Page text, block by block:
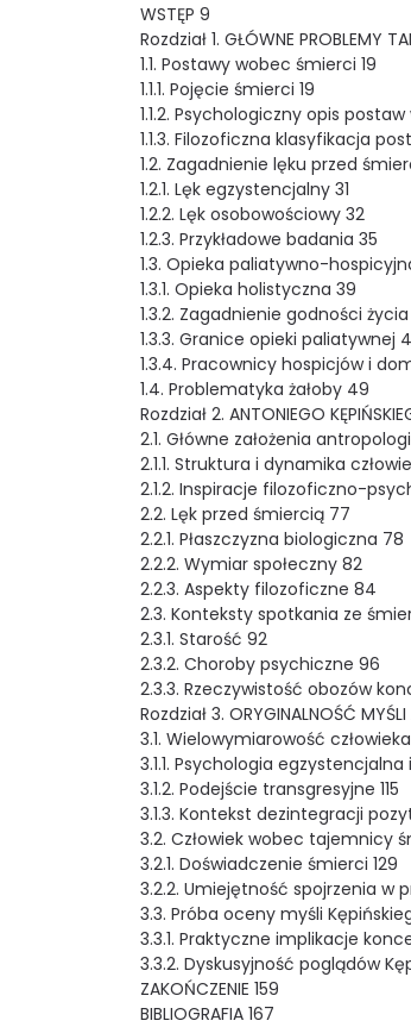
WSTĘP 9
Rozdział 1. GŁÓWNE PROBLEMY
1.1. Postawy wobec śmierci 19
1.1.1. Pojęcie śmierci 19
1.1.2. Psychologiczny opis
1.1.3. Filozoficzna klasyfikacja
1.2. Zagadnienie lęku przed
1.2.1. Lęk egzystencjalny 31
1.2.2. Lęk osobowościowy 32
1.2.3. Przykładowe badania 35
1.3. Opieka paliatywno-
1.3.1. Opieka holistyczna 39
1.3.2. Zagadnienie godności
1.3.3. Granice opieki paliatywnej
1.3.4. Pracownicy hospicjów i
1.4. Problematyka żałoby 49
Rozdział 2. ANTONIEGO
2.1. Główne założenia
2.1.1. Struktura i dynamika
2.1.2. Inspiracje filozoficzno-
2.2. Lęk przed śmiercią 77
2.2.1. Płaszczyzna biologiczna 78
2.2.2. Wymiar społeczny 82
2.2.3. Aspekty filozoficzne 84
2.3. Konteksty spotkania ze
2.3.1. Starość 92
2.3.2. Choroby psychiczne 96
2.3.3. Rzeczywistość obozów
Rozdział 3. ORYGINALNOŚĆ
3.1. Wielowymiarowość
3.1.1. Psychologia
3.1.2. Podejście transgresyjne 115
3.1.3. Kontekst dezintegracji
3.2. Człowiek wobec tajemnicy
3.2.1. Doświadczenie śmierci 129
3.2.2. Umiejętność spojrzenia w
3.3. Próba oceny myśli
3.3.1. Praktyczne implikacje
3.3.2. Dyskusyjność poglądów
ZAKOŃCZENIE 159
BIBLIOGRAFIA 167